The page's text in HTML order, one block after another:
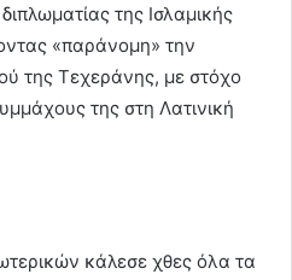
της Ισλαμικής
«παράνομη» την
της Τεχεράνης, με στόχο
της στη Λατινική
κάλεσε χθες όλα τα